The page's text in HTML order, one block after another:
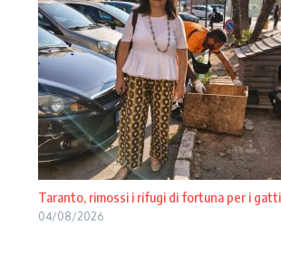
Taranto, rimossi i rifugi di fortuna per i
04/08/2026